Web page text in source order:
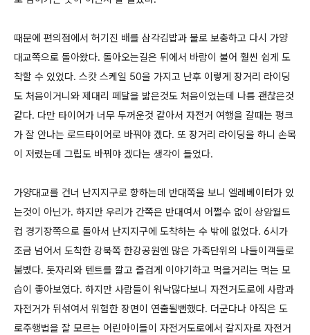
때문에 편의점에서 허기진 배를 삼각김밥과 물로 보충하고 다시 가양
대교쪽으로 돌아왔다. 돌아오는길은 뒤에서 바람이 불어 훨씬 쉽게 도
착할 수 있었다. 스캇 스케일 50을 가지고 난후 이렇게 장거리 라이딩
도 처음이거니와 제대리 페달을 밟은것도 처음이었는데 나름 괜찮은것
같다. 다만 타이어가 너무 두꺼운것 같아서 자전거 여행을 갈때는 펑크
가 잘 안나는 로드타이어로 바꿔야 겠다. 또 장거리 라이딩을 하니 손목
이 저렸는데 그립도 바꿔야 겠다는 생각이 들었다.
가양대교를 건너 난지지구로 향하는데 반대쪽을 보니 엘레베이터가 있
는것이 아닌가. 하지만 우리가 간쪽은 반대여서 어쩔수 없이 상암월드
컵 경기장쪽으로 돌아서 난지지구에 도착하는 수 밖에 없었다. 6시가
조금 넘어서 도착한 강북쪽 한강공원엔 많은 가족단위의 나들이객들로
붐볐다. 돗자리와 텐트를 깔고 즐겁게 이야기하고 먹을거리는 먹는 모
습이 좋아보였다. 하지만 사람들이 워낙많다보니 자전거도로에 사람과
자전거가 뒤섞여서 위험한 장면이 연출될뻔했다. 더군다나 아직은 도
로주행법을 잘 모르는 어린아이들이 자전거도로에서 갈지자로 자전거